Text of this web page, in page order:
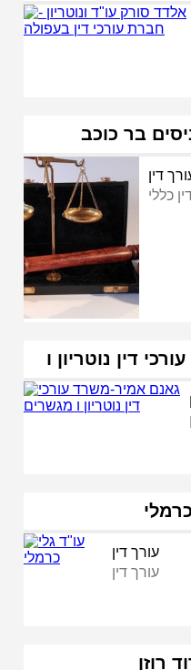
בר כוכב
דין
כללי
עורך דין
עורך דין
רוזן